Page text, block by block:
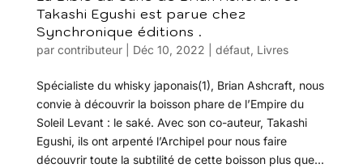
Takashi Egushi est parue chez
Synchronique éditions .
par contributeur| Déc 10, 2022 défaut, Livres
Spécialiste du whisky japonais(1), Brian Ashcraft, nous
convie à découvrir la boisson phare de l’Empire du
Soleil Levant : le saké. Avec son co-auteur, Takashi
Egushi, ils ont arpenté l’Archipel pour nous faire
découvrir toute la subtilité de cette boisson plus que...